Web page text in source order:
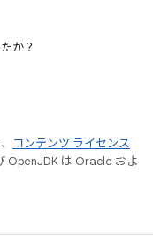
か？
コンテンツ ライセンス
OpenJDK は Oracle およ